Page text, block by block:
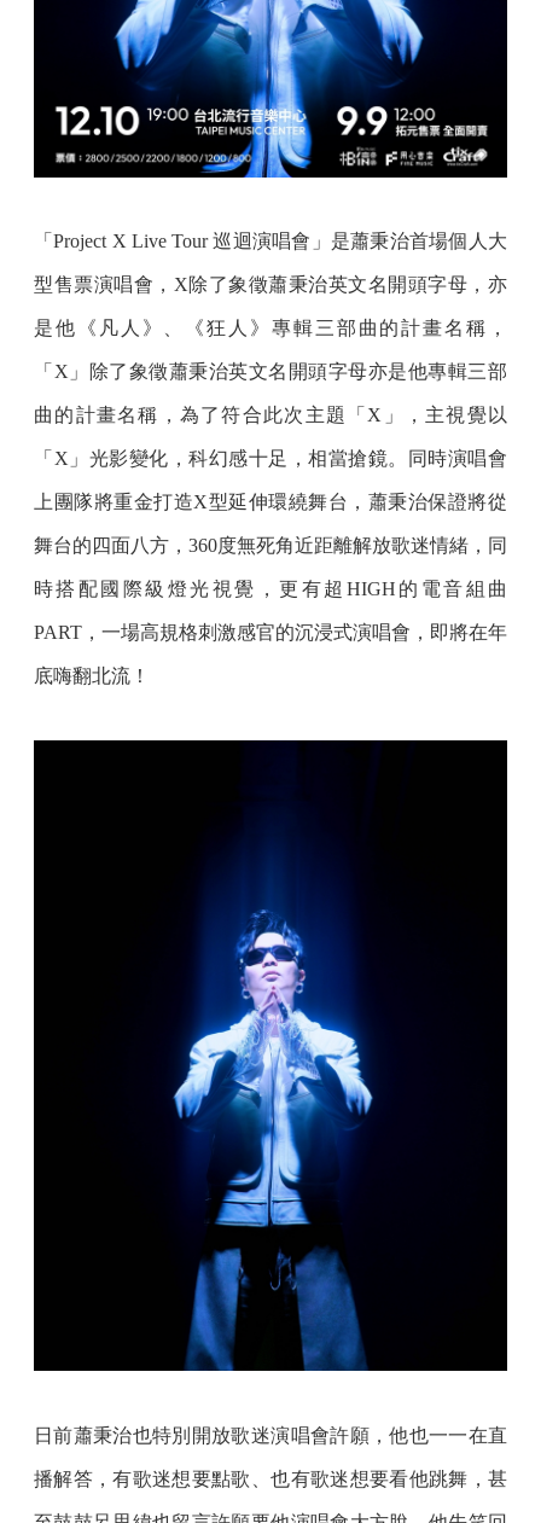
「Project X Live Tour 巡迴演唱會」是蕭秉治首場個人大
型售票演唱會，X除了象徵蕭秉治英文名開頭字母，亦
是他《凡人》、《狂人》專輯三部曲的計畫名稱，
「X」除了象徵蕭秉治英文名開頭字母亦是他專輯三部
曲的計畫名稱，為了符合此次主題「X」，主視覺以
「X」光影變化，科幻感十足，相當搶鏡。同時演唱會
上團隊將重金打造X型延伸環繞舞台，蕭秉治保證將從
舞台的四面八方，360度無死角近距離解放歌迷情緒，同
時搭配國際級燈光視覺，更有超HIGH的電音組曲
PART，一場高規格刺激感官的沉浸式演唱會，即將在年
底嗨翻北流！
日前蕭秉治也特別開放歌迷演唱會許願，他也一一在直
播解答，有歌迷想要點歌、也有歌迷想要看他跳舞，甚